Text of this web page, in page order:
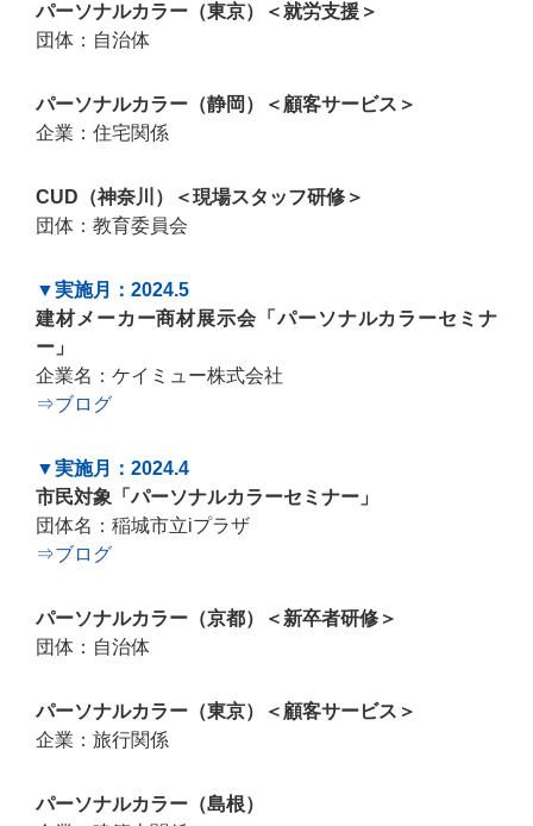
パーソナルカラー（東京）＜就労支援＞
団体：自治体
パーソナルカラー（静岡）＜顧客サービス＞
企業：住宅関係
CUD（神奈川）＜現場スタッフ研修＞
団体：教育委員会
▼実施月：2024.5
建材メーカー商材展示会「パーソナルカラーセミナ
ー」
企業名：ケイミュー株式会社
⇒ブログ
▼実施月：2024.4
市民対象「パーソナルカラーセミナー」
団体名：稲城市立iプラザ
⇒ブログ
パーソナルカラー（京都）＜新卒者研修＞
団体：自治体
パーソナルカラー（東京）＜顧客サービス＞
企業：旅行関係
パーソナルカラー（島根）